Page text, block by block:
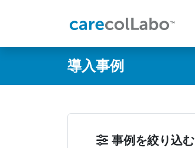
導入事例
事例を絞り込む